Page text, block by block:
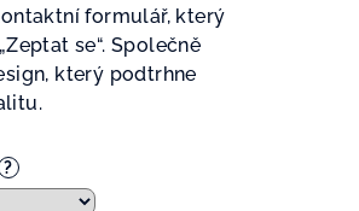
formulář, který
se“. Společně
který podtrhne
?